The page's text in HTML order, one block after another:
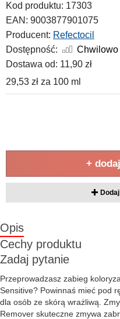
Kod produktu: 17303
EAN: 9003877901075
Producent: Refectocil
Dostępność:
Chwilowo
Dostawa od: 11,90 zł
29,53 zł za 100 ml
+
Opis
Cechy produktu
Zadaj pytanie
Przeprowadzasz zabieg
Sensitive? Powinnaś mieć pod
dla osób ze skórą wrażliwą.
Remover skuteczne zmywa